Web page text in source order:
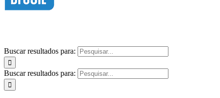
Buscar resultados para:
Buscar resultados para: